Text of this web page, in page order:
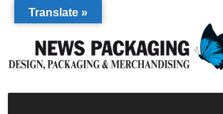
Translate »